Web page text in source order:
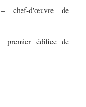
d'œuvre de
premier édifice de